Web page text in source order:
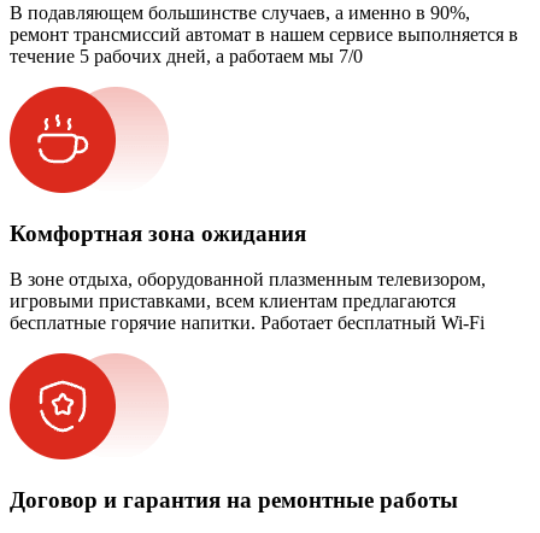
В подавляющем большинстве случаев, а именно в 90%,
ремонт трансмиссий автомат в нашем сервисе выполняется в
течение 5 рабочих дней, а работаем мы 7/0
Комфортная зона ожидания
В зоне отдыха, оборудованной плазменным телевизором,
игровыми приставками, всем клиентам предлагаются
бесплатные горячие напитки. Работает бесплатный Wi-Fi
Договор и гарантия на ремонтные работы